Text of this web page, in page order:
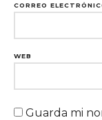
CORREO
WEB
Guarda mi